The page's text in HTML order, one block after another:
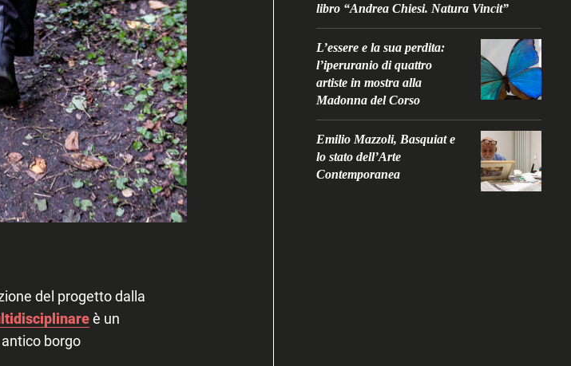
del progetto dalla
è un
borgo
libro “Andrea Chiesi. Natura Vincit”
L’essere e la sua perdita:
l’iperuranio di quattro
artiste in mostra alla
Madonna del Corso
Emilio Mazzoli, Basquiat e
lo stato dell’Arte
Contemporanea